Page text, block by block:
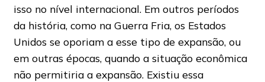
isso no nível internacional. Em outros períodos
da história, como na Guerra Fria, os Estados
Unidos se oporiam a esse tipo de expansão, ou
em outras épocas, quando a situação econômica
não permitiria a expansão. Existiu essa